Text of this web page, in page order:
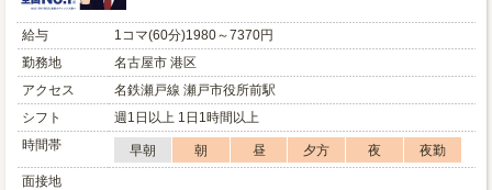
給与
1コマ(60分)1980～7370円
勤務地
名古屋市 港区
アクセス
名鉄瀬戸線 瀬戸市役所前駅
シフト
週1日以上 1日1時間以上
時間帯
早朝 朝 昼 夕方 夜
夜勤
面接地